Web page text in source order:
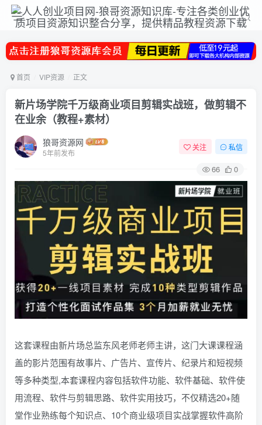
首页 VIP资源 正文
新片场学院千万级商业项目剪辑实战班，做剪辑不
在业余（教程+素材）
狼哥资源网
5年前发布
关注 私信
66 0
这套课程由新片场总监东风老师老师主讲，这门大课课程涵
盖的影片范围有故事片、广告片、宣传片、纪录片和短视频
等多种类型,本套课程内容包括软件功能、软件基础、软件使
用流程、软件与剪辑思路、软件实用技巧，不仅精选20+随
堂作业熟练每个知识点、10个商业级项目实战掌握软件高阶